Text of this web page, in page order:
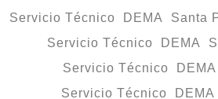
Servicio Técnico DEMA Santa
Servicio Técnico DEMA
Servicio Técnico
Servicio Técnico